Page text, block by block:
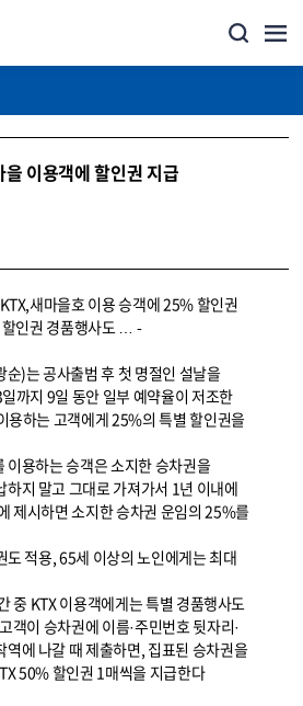
이용객에 할인권 지급
새마을호 이용 승객에 25% 할인권
인권 경품행사도 … -
)는 공사출범 후 첫 명절인 설날을
까지 9일 동안 일부 예약율이 저조한
용하는 고객에게 25%의 특별 할인권을
이용하는 승객은 소지한 승차권을
지 말고 그대로 가져가서 1년 이내에
제시하면 소지한 승차권 운임의 25%를
도 적용, 65세 이상의 노인에게는 최대
중 KTX 이용객에게는 특별 경품행사도
객이 승차권에 이름·주민번호 뒷자리·
에 나갈 때 제출하면, 집표된 승차권을
50% 할인권 1매씩을 지급한다